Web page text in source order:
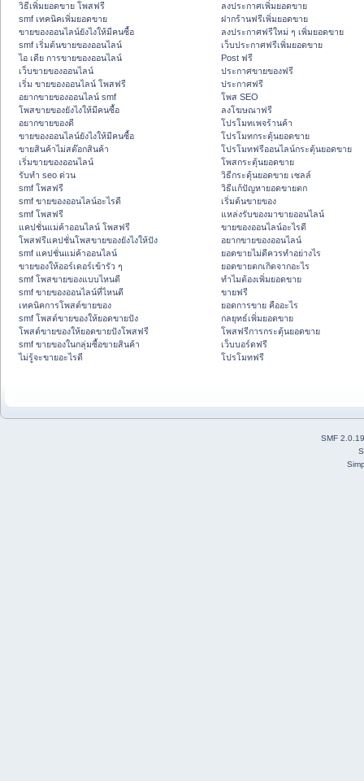
วิธีเพิ่มยอดขาย โพสฟรี
smf เทคนิคเพิ่มยอดขาย
ขายของออนไลน์ยังไงให้มีคนซื้อ
smf เริ่มต้นขายของออนไลน์
ไอ เดีย การขายของออนไลน์
เว็บขายของออนไลน์
เริ่ม ขายของออนไลน์ โพสฟรี
อยากขายของออนไลน์ smf
โพสขายของยังไงให้มีคนซื้อ
อยากขายของดี
ขายของออนไลน์ยังไงให้มีคนซื้อ
ขายสินค้าไม่สต๊อกสินค้า
เริ่มขายของออนไลน์
รับทำ seo ด่วน
smf โพสฟรี
smf ขายของออนไลน์อะไรดี
smf โพสฟรี
แคปชั่นแม่ค้าออนไลน์ โพสฟรี
โพสฟรีแคปชั่นโพสขายของยังไงให้ปัง
smf แคปชั่นแม่ค้าออนไลน์
ขายของให้ออร์เดอร์เข้ารัว ๆ
smf โพสขายของแบบไหนดี
smf ขายของออนไลน์ที่ไหนดี
เทคนิคการโพสต์ขายของ
smf โพสต์ขายของให้ยอดขายปัง
โพสต์ขายของให้ยอดขายปังโพสฟรี
smf ขายของในกลุ่มซื้อขายสินค้า
ไม่รู้จะขายอะไรดี
ลงประกาศเพิ่มยอดขาย
ฝากร้านฟรีเพิ่มยอดขาย
ลงประกาศฟรีใหม่ ๆ เพิ่มยอดขาย
เว็บประกาศฟรีเพิ่มยอดขาย
Post ฟรี
ประกาศขายของฟรี
ประกาศฟรี
โพส SEO
ลงโฆษณาฟรี
โปรโมทเพจร้านค้า
โปรโมทกระตุ้นยอดขาย
โปรโมทฟรีออนไลน์กระตุ้นยอดขาย
โพสกระตุ้นยอดขาย
วิธีกระตุ้นยอดขาย เซลล์
วิธีแก้ปัญหายอดขายตก
เริ่มต้นขายของ
แหล่งรับของมาขายออนไลน์
ขายของออนไลน์อะไรดี
อยากขายของออนไลน์
ยอดขายไม่ดีควรทำอย่างไร
ยอดขายตกเกิดจากอะไร
ทำไมต้องเพิ่มยอดขาย
ขายฟรี
ยอดการขาย คืออะไร
กลยุทธ์เพิ่มยอดขาย
โพสฟรีการกระตุ้นยอดขาย
เว็บบอร์ดฟรี
โปรโมทฟรี
SMF 2.0.19